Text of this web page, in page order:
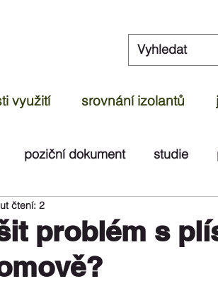
využití srovnání izolantů
poziční dokument studie
problém s
čtení: 2